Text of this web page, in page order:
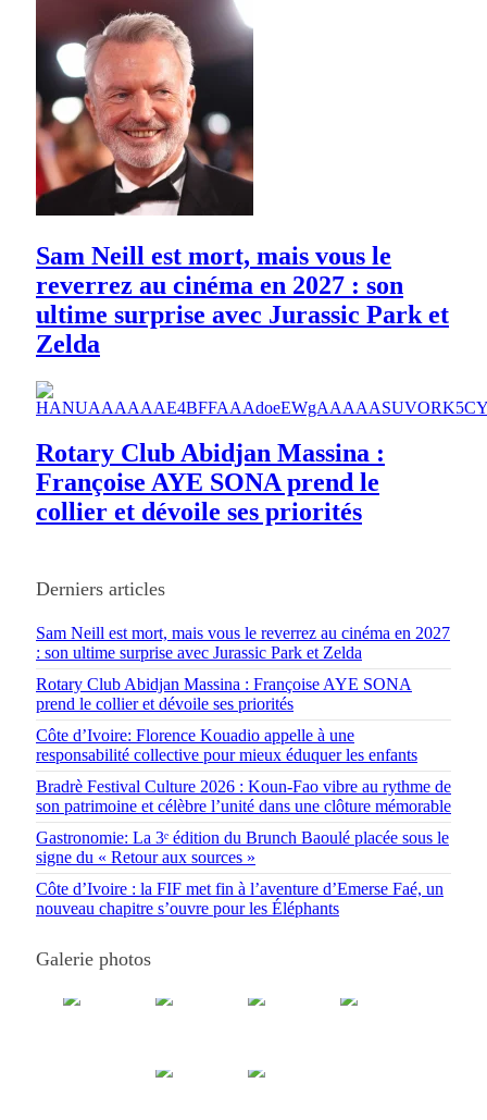
Sam Neill est mort, mais vous le
reverrez au cinéma en 2027 : son
ultime surprise avec Jurassic Park et
Zelda
Rotary Club Abidjan Massina :
Françoise AYE SONA prend le
collier et dévoile ses priorités
Derniers articles
Sam Neill est mort, mais vous le reverrez au cinéma en 2027
: son ultime surprise avec Jurassic Park et Zelda
Rotary Club Abidjan Massina : Françoise AYE SONA
prend le collier et dévoile ses priorités
Côte d’Ivoire: Florence Kouadio appelle à une
responsabilité collective pour mieux éduquer les enfants
Bradrè Festival Culture 2026 : Koun-Fao vibre au rythme de
son patrimoine et célèbre l’unité dans une clôture mémorable
Gastronomie: La 3ᵉ édition du Brunch Baoulé placée sous le
signe du « Retour aux sources »
Côte d’Ivoire : la FIF met fin à l’aventure d’Emerse Faé, un
nouveau chapitre s’ouvre pour les Éléphants
Galerie photos